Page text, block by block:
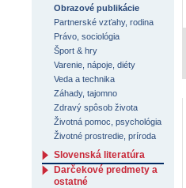
Obrazové publikácie
Partnerské vzťahy, rodina
Právo, sociológia
Šport & hry
Varenie, nápoje, diéty
Veda a technika
Záhady, tajomno
Zdravý spôsob života
Životná pomoc, psychológia
Životné prostredie, príroda
Slovenská literatúra
Darčekové predmety a
ostatné